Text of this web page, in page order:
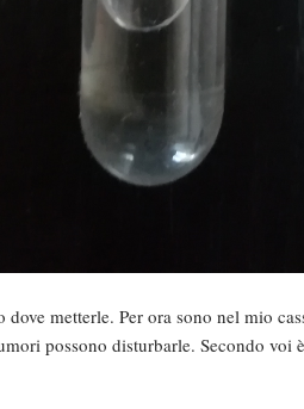
metterle. Per ora sono nel mio
possono disturbarle. Secondo